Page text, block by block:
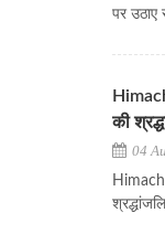
पर उठाए
की
04
श्रद्धांजलि